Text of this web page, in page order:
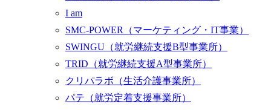
I am
SMC-POWER （マーケティング・IT事業）
SWINGU （就労継続支援B型事業所）
TRID （就労継続支援A型事業所）
クリパラボ （生活介護事業所）
パテ （就労定着支援事業所）